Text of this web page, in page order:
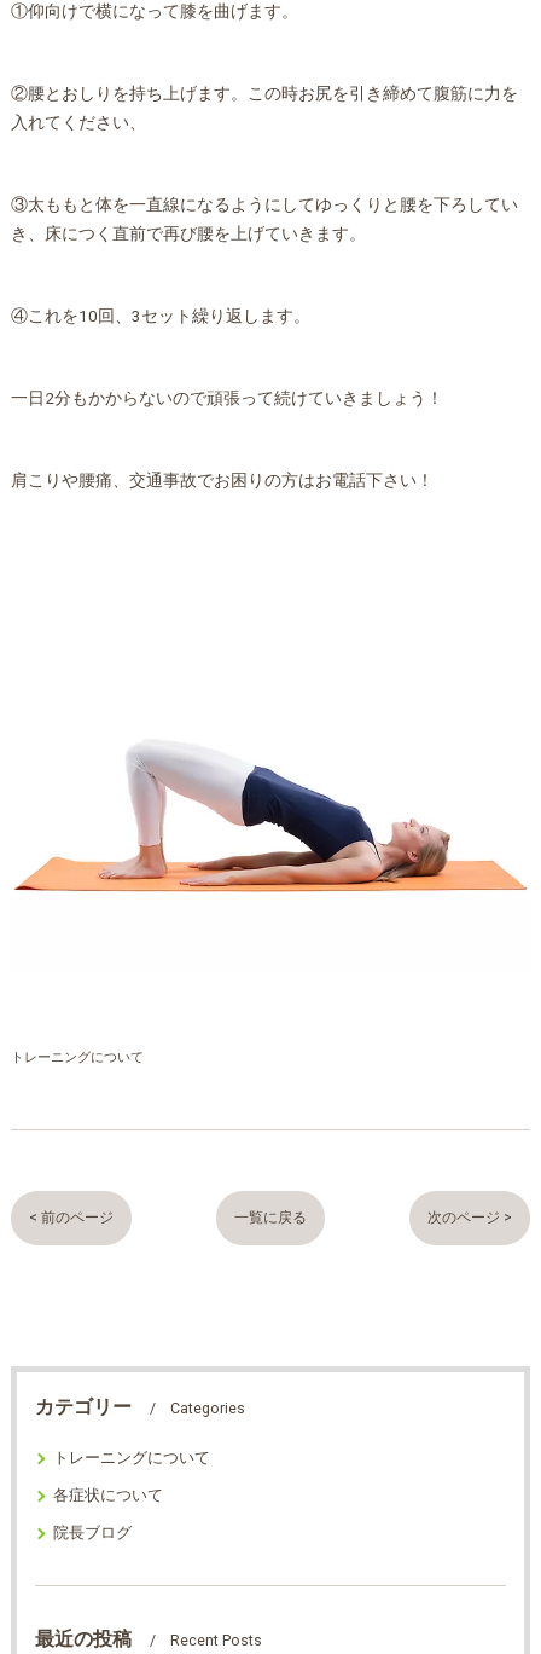
①仰向けで横になって膝を曲げます。
②腰とおしりを持ち上げます。この時お尻を引き締めて腹筋に力を
入れてください、
③太ももと体を一直線になるようにしてゆっくりと腰を下ろしてい
き、床につく直前で再び腰を上げていきます。
④これを10回、3セット繰り返します。
一日2分もかからないので頑張って続けていきましょう！
肩こりや腰痛、交通事故でお困りの方はお電話下さい！
トレーニングについて
< 前のページ 一覧に戻る 次のページ >
カテゴリー Categories
トレーニングについて
各症状について
院長ブログ
最近の投稿 Recent Posts